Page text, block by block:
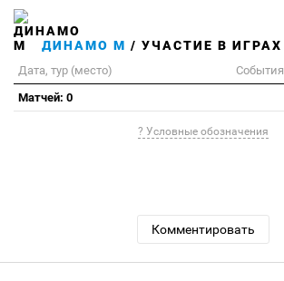
ДИНАМО М / УЧАСТИЕ В ИГРАХ
Дата, тур (место) События
Матчей: 0
? Условные обозначения
Комментировать